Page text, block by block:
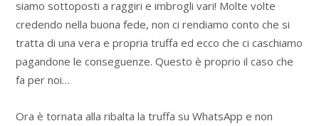
siamo sottoposti a raggiri e imbrogli vari! Molte volte
credendo nella buona fede, non ci rendiamo conto che si
tratta di una vera e propria truffa ed ecco che ci caschiamo
pagandone le conseguenze. Questo è proprio il caso che
fa per noi…
Ora è tornata alla ribalta la truffa su WhatsApp e non